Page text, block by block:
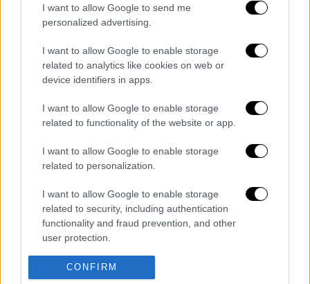
I want to allow Google to send me
personalized advertising.
I want to allow Google to enable storage
related to analytics like cookies on web or
device identifiers in apps.
I want to allow Google to enable storage
related to functionality of the website or app.
I want to allow Google to enable storage
related to personalization.
I want to allow Google to enable storage
related to security, including authentication
functionality and fraud prevention, and other
user protection.
CONFIRM
Τα σχολιά σας δημοσιεύονται άμεσα με δική σας ευθύνη. Το
ΕΘΝΟΣ θα παρεμβαίνει και τα προσβλητικά σχόλια θα
διαγράφονται
Διαβάστε ακόμη
O στρατηγός ήταν σχιζοφρενής, εμμονικός,
πλησίαζε τα 75 όταν τον αντάμωσε η δόξα –
Εκείνος που άλλαξε την πορεία της
Ιστορίας!